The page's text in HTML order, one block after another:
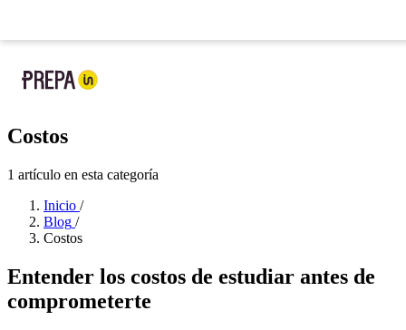
Costos
1 artículo en esta categoría
Inicio /
Blog /
Costos
Entender los costos de estudiar antes de
comprometerte